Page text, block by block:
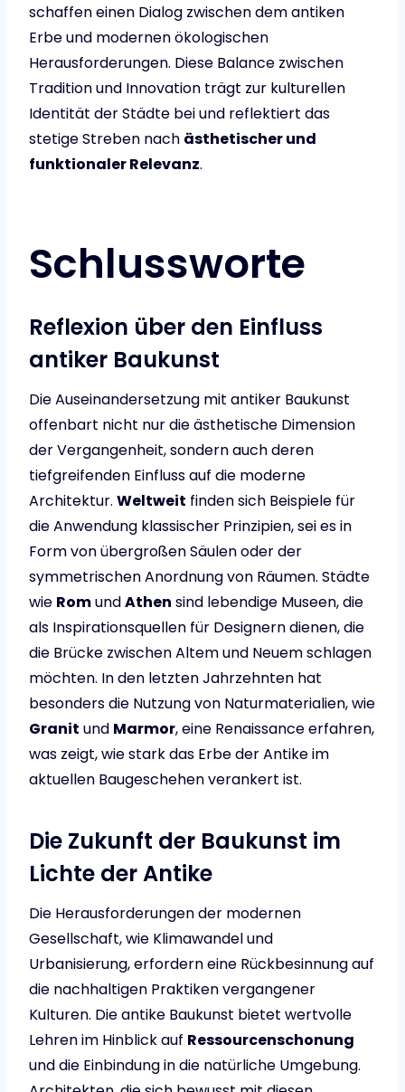
schaffen einen Dialog zwischen dem antiken
Erbe und modernen ökologischen
Herausforderungen. Diese Balance zwischen
Tradition und Innovation trägt zur kulturellen
Identität der Städte bei und reflektiert das
stetige Streben nach ästhetischer und
funktionaler Relevanz.
Schlussworte
Reflexion über den Einfluss
antiker Baukunst
Die Auseinandersetzung mit antiker Baukunst
offenbart nicht nur die ästhetische Dimension
der Vergangenheit, sondern auch deren
tiefgreifenden Einfluss auf die moderne
Architektur. Weltweit finden sich Beispiele für
die Anwendung klassischer Prinzipien, sei es in
Form von übergroßen Säulen oder der
symmetrischen Anordnung von Räumen. Städte
wie RomundAthen sind lebendige Museen, die
als Inspirationsquellen für Designern dienen, die
die Brücke zwischen Altem und Neuem schlagen
möchten. In den letzten Jahrzehnten hat
besonders die Nutzung von Naturmaterialien, wie
Granit und Marmor, eine Renaissance erfahren,
was zeigt, wie stark das Erbe der Antike im
aktuellen Baugeschehen verankert ist.
Die Zukunft der Baukunst im
Lichte der Antike
Die Herausforderungen der modernen
Gesellschaft, wie Klimawandel und
Urbanisierung, erfordern eine Rückbesinnung auf
die nachhaltigen Praktiken vergangener
Kulturen. Die antike Baukunst bietet wertvolle
Lehren im Hinblick auf Ressourcenschonung
und die Einbindung in die natürliche Umgebung.